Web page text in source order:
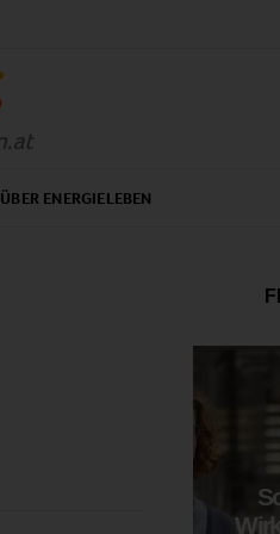
ÜBER ENERGIELEBEN